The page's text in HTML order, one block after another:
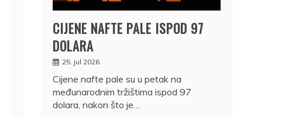
CIJENE NAFTE PALE ISPOD 97
DOLARA
25. jul 2026.
Cijene nafte pale su u petak na
međunarodnim tržištima ispod 97
dolara, nakon što je…